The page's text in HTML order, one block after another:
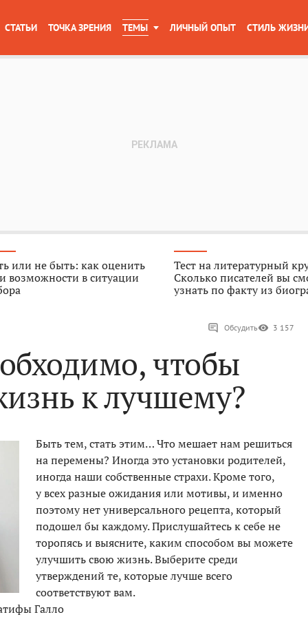
СТАТЬИ ТОЧКА ЗРЕНИЯ ТЕМЫ ЛИЧНЫЙ ОПЫТ СТИЛЬ
или не быть: как оценить
возможности в ситуации
Тест на литературный
Сколько писателей вы
узнать по факту из
Обсудить 3 157
чтобы
к лучшему?
Быть тем, стать этим… Что мешает нам решиться
на перемены? Иногда это установки родителей,
иногда наши собственные страхи. Кроме того,
у всех разные ожидания или мотивы, и именно
поэтому нет универсального рецепта, который
подошел бы каждому. Прислушайтесь к себе не
торопясь и выясните, каким способом вы можете
улучшить свою жизнь. Выберите среди
утверждений те, которые лучше всего
соответствуют вам.
Галло